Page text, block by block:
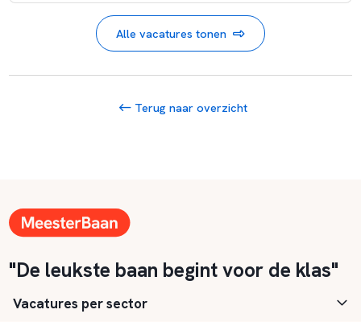
Alle vacatures tonen
Terug naar overzicht
"De leukste baan begint voor de klas"
Vacatures per sector